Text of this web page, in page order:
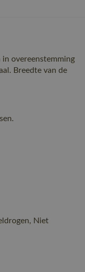
overeenstemming
Breedte van de
Niet